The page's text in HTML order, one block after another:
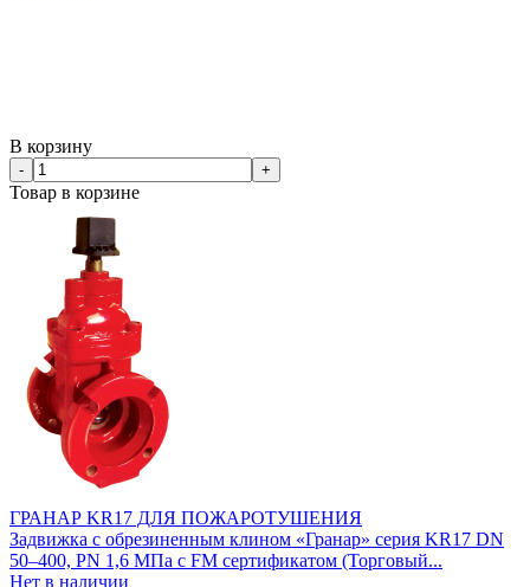
В корзину
- +
Товар в корзине
ГРАНАР KR17 ДЛЯ ПОЖАРОТУШЕНИЯ
Задвижка с обрезиненным клином «Гранар» серия KR17 DN
50–400, PN 1,6 МПа c FM cертификатом (Торговый...
Нет в наличии